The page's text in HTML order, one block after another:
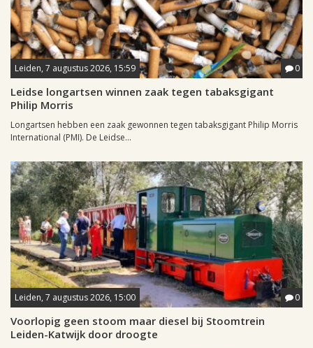
Leiden, 7 augustus 2026, 15:59 0
Leidse longartsen winnen zaak tegen tabaksgigant
Philip Morris
Longartsen hebben een zaak gewonnen tegen tabaksgigant Philip Morris
International (PMI). De Leidse...
Leiden, 7 augustus 2026, 15:00 0
Voorlopig geen stoom maar diesel bij Stoomtrein
Leiden-Katwijk door droogte